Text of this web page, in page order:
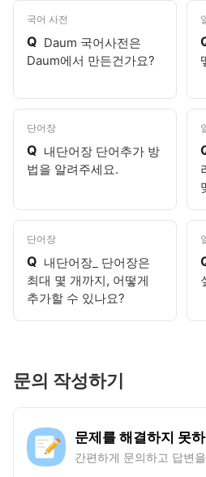
국어 사전
Q Daum 국어사전은
Daum에서 만든건가요?
단어장
Q 내단어장 단어추가 방
법을 알려주세요.
단어장
Q 내단어장_ 단어장은
최대 몇 개까지, 어떻게
추가할 수 있나요?
문의 작성하기
문제를 해결하지 못
간편하게 문의하고 답변